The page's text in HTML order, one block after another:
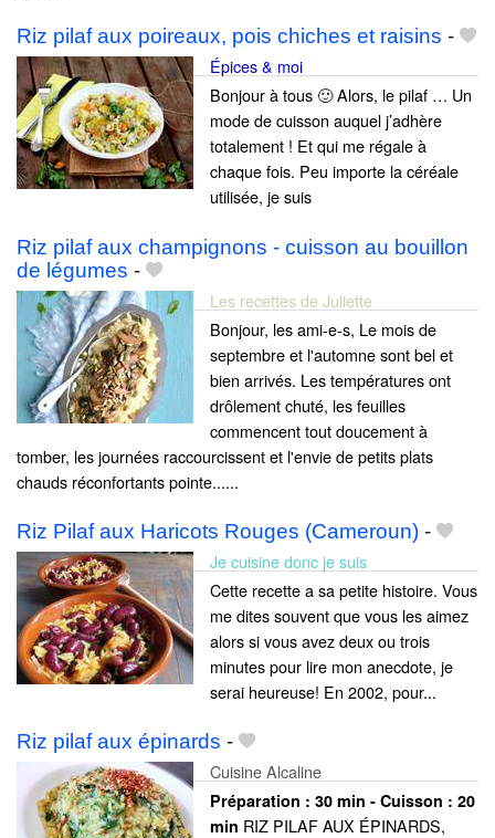
Riz pilaf aux poireaux, pois chiches et raisins -
Épices & moi
Bonjour à tous 🙂 Alors, le pilaf … Un
mode de cuisson auquel j’adhère
totalement ! Et qui me régale à
chaque fois. Peu importe la céréale
utilisée, je suis
Riz pilaf aux champignons - cuisson au bouillon
de légumes -
Les recettes de Juliette
Bonjour, les ami-e-s, Le mois de
septembre et l'automne sont bel et
bien arrivés. Les températures ont
drôlement chuté, les feuilles
commencent tout doucement à
tomber, les journées raccourcissent et l'envie de petits plats
chauds réconfortants pointe......
Riz Pilaf aux Haricots Rouges (Cameroun) -
Je cuisine donc je suis
Cette recette a sa petite histoire. Vous
me dites souvent que vous les aimez
alors si vous avez deux ou trois
minutes pour lire mon anecdote, je
serai heureuse! En 2002, pour...
Riz pilaf aux épinards -
Cuisine Alcaline
Préparation : 30 min - Cuisson : 20
min RIZ PILAF AUX ÉPINARDS,